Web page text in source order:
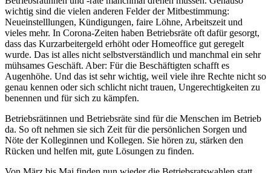
wichtig sind die vielen anderen Felder der Mitbestimmung:
Neueinstelllungen, Kündigungen, faire Löhne, Arbeitszeit und
vieles mehr. In Corona-Zeiten haben Betriebsräte oft dafür gesorgt,
dass das Kurzarbeitergeld erhöht oder Homeoffice gut geregelt
wurde. Das ist alles nicht selbstverständlich und manchmal ein sehr
mühsames Geschäft. Aber: Für die Beschäftigten schafft es
Augenhöhe. Und das ist sehr wichtig, weil viele ihre Rechte nicht so
genau kennen oder sich schlicht nicht trauen, Ungerechtigkeiten zu
benennen und für sich zu kämpfen.
Betriebsrätinnen und Betriebsräte sind für die Menschen im Betrieb
da. So oft nehmen sie sich Zeit für die persönlichen Sorgen und
Nöte der Kolleginnen und Kollegen. Sie hören zu, stärken den
Rücken und helfen mit, gute Lösungen zu finden.